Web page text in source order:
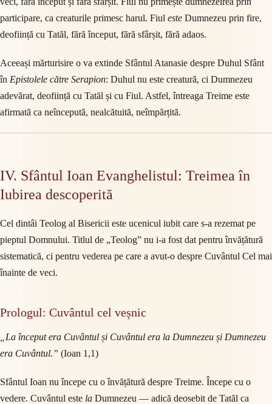
participare, ca creaturile primesc harul. Fiul este Dumnezeu prin fire,
deoființă cu Tatăl, fără început, fără sfârșit, fără adaos.
Aceeași mărturisire o va extinde Sfântul Atanasie despre Duhul Sfânt
în Epistolele către Serapion: Duhul nu este creatură, ci Dumnezeu
adevărat, deoființă cu Tatăl și cu Fiul. Astfel, întreaga Treime este
afirmată ca neîncepută, nealcătuită, neîmpărțită.
IV. Sfântul Ioan Evanghelistul: Treimea în
Iubirea descoperită
Cel dintâi Teolog al Bisericii este ucenicul iubit care s-a rezemat pe
pieptul Domnului. Titlul de „Teolog” nu i-a fost dat pentru învățătură
sistematică, ci pentru vederea pe care a avut-o despre Cuvântul Cel mai
înainte de veci.
Prologul: Cuvântul cel veșnic
„La început era Cuvântul și Cuvântul era la Dumnezeu și Dumnezeu
era Cuvântul.” (Ioan 1,1)
Sfântul Ioan nu începe cu o învățătură despre Treime. Începe cu o
vedere. Cuvântul este la Dumnezeu — adică deosebit de Tatăl ca